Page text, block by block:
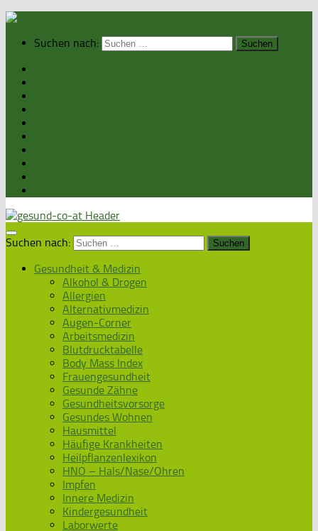
Suchen nach:
Suchen nach:
Gesundheit & Medizin
Alkohol & Drogen
Allergien
Alternativmedizin
Augen-Corner
Arbeitsmedizin
Blutdrucktabelle
Body Mass Index
Frauengesundheit
Gesunde Zähne
Gesundheitsvorsorge
Gesundes Wohnen
Hausmittel
Häufige Krankheiten
Heilpflanzenlexikon
HNO – Hals/Nase/Ohren
Impfen
Innere Medizin
Kindergesundheit
Laborwerte